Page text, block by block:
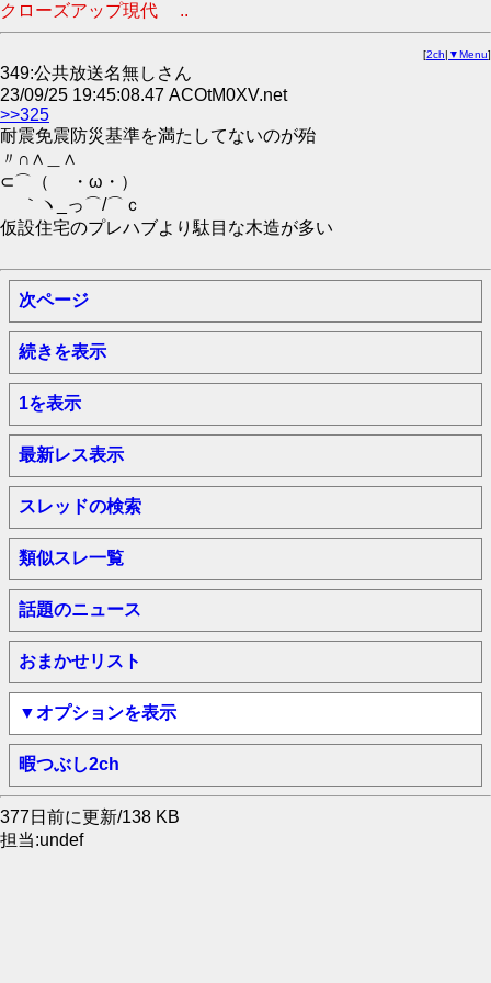
クローズアップ現代 ..
[2ch| ▼Menu]
349:公共放送名無しさん
23/09/25 19:45:08.47 ACOtM0XV.net
>>325
耐震免震防災基準を満たしてないのが殆
〃∩∧＿∧
⊂⌒（ ・ω・）
｀ヽ_っ⌒/⌒ｃ
仮設住宅のプレハブより駄目な木造が多い
次ページ
続きを表示
1を表示
最新レス表示
スレッドの検索
類似スレ一覧
話題のニュース
おまかせリスト
▼オプションを表示
暇つぶし2ch
377日前に更新/138 KB
担当:undef